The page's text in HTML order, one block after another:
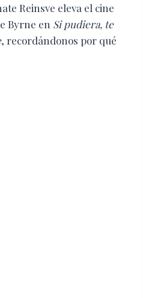
Reinsve eleva el cine
Byrne en Si pudiera, te
, recordándonos por qué